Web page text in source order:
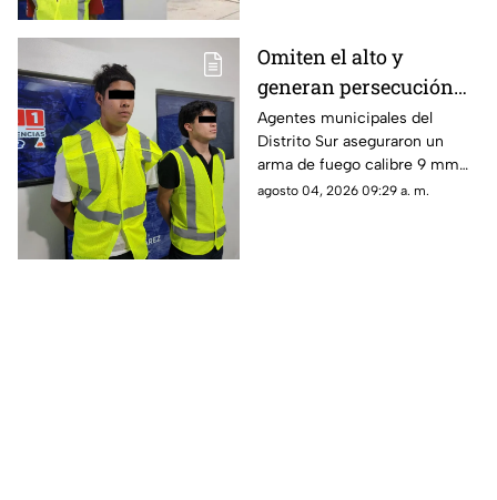
Omiten el alto y
generan persecución
en Ciudad Juárez; tres
son menores de edad
Agentes municipales del
Distrito Sur aseguraron un
arma de fuego calibre 9 mm
luego de frenar la huida de un
agosto 04, 2026 09:29 a. m.